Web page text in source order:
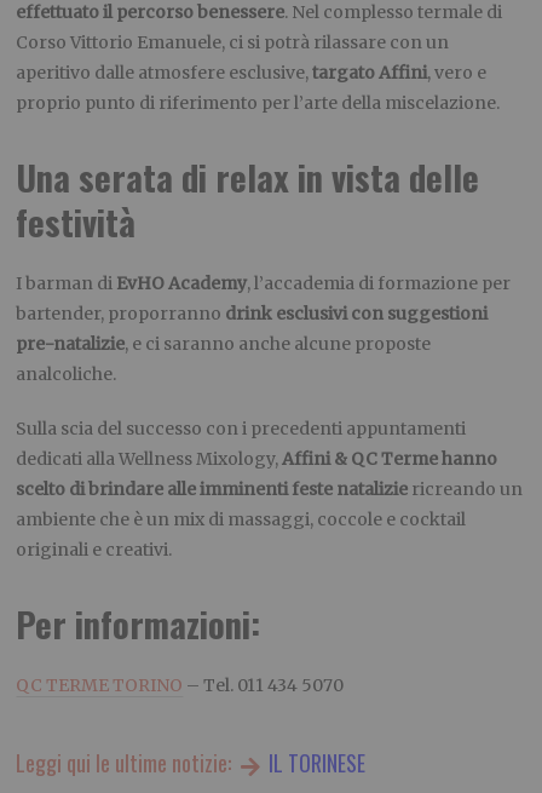
effettuato il percorso benessere. Nel complesso termale di
Corso Vittorio Emanuele, ci si potrà rilassare con un
aperitivo dalle atmosfere esclusive,targato Affini, vero e
proprio punto di riferimento per l’arte della miscelazione.
Una serata di relax in vista delle
festività
I barman di EvHO Academy, l’accademia di formazione per
bartender, proporranno drink esclusivi con suggestioni
pre-natalizie, e ci saranno anche alcune proposte
analcoliche.
Sulla scia del successo con i precedenti appuntamenti
dedicati alla Wellness Mixology,Affini & QC Terme hanno
scelto di brindare alle imminenti feste natalizie ricreando un
ambiente che è un mix di massaggi, coccole e cocktail
originali e creativi.
Per informazioni:
QC TERME TORINO – Tel. 011 434 5070
Leggi qui le ultime notizie: IL TORINESE